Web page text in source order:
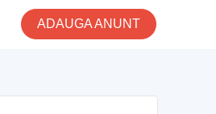
ADAUGA ANUNT